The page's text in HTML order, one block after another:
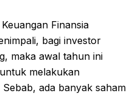
Finansia
bagi investor
maka awal tahun ini
melakukan
ada banyak saham